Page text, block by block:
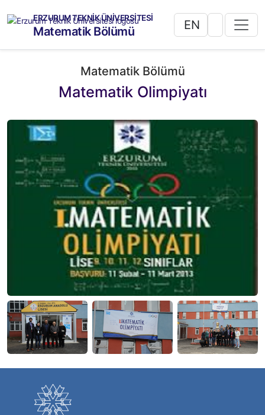
ERZURUM TEKNİK ÜNİVERSİTESİ
Matematik Bölümü EN
Matematik Bölümü
Matematik Olimpiyatı